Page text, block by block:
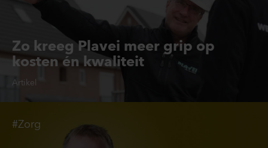
Zo kreeg Plavei meer grip op
kosten én kwaliteit
Artikel
#Zorg